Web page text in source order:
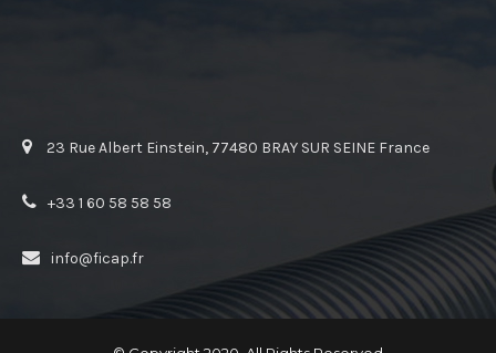
23 Rue Albert Einstein, 77480 BRAY SUR SEINE France
+33 1 60 58 58 58
info@ficap.fr